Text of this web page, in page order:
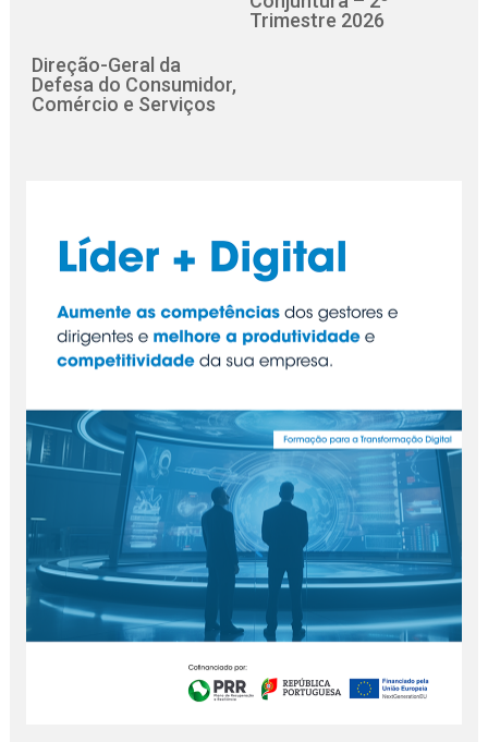
Trimestre 2026
Direção-Geral da
Defesa do Consumidor,
Comércio e Serviços